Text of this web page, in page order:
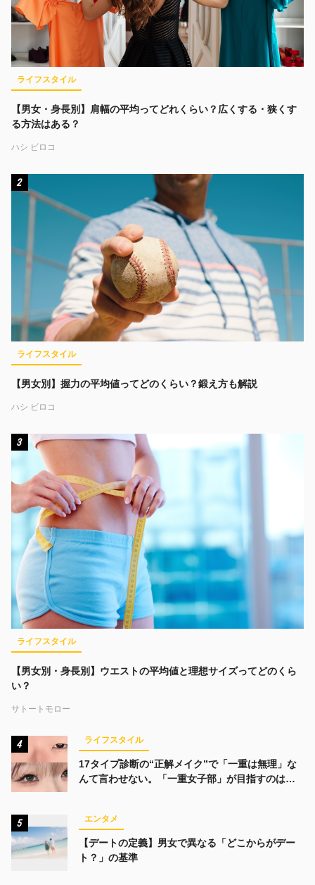
ライフスタイル
【男女・身長別】肩幅の平均ってどれくらい？広くする・狭くす
る方法はある？
ハシ ビロコ
2
ライフスタイル
【男女別】握力の平均値ってどのくらい？鍛え方も解説
ハシ ビロコ
3
ライフスタイル
【男女別・身長別】ウエストの平均値と理想サイズってどのくら
い？
サトートモロー
4 ライフスタイル
17タイプ診断の“正解メイク”で「一重は無理」な
んて言わせない。「一重女子部」が目指すのは、
5 エンタメ
【デートの定義】男女で異なる「どこからがデー
ト？」の基準